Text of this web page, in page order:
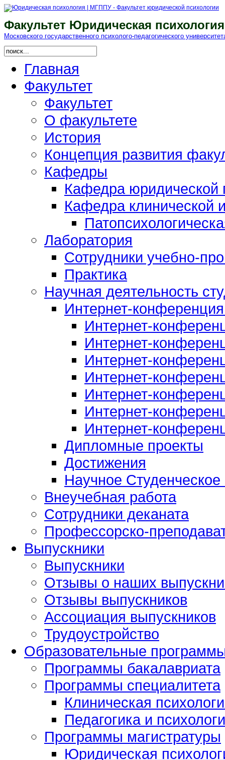
Факультет Юридическая психология
Московского гоcударственного психолого-педагогического
Главная
Факультет
Факультет
О факультете
История
Концепция развития
Кафедры
Кафедра юридической
Кафедра клинической
Лаборатория
Сотрудники учебно-
Практика
Научная деятельность
Интернет-
Интернет-
Интернет-
Интернет-
Интернет-
Интернет-
Интернет-
Интернет-
Дипломные проекты
Достижения
Научное
Внеучебная работа
Сотрудники деканата
Профессорско-
Выпускники
Выпускники
Отзывы о наших
Отзывы выпускников
Ассоциация выпускников
Трудоустройство
Образовательные
Программы бакалавриата
Программы специалитета
Клиническая
Педагогика и
Программы магистратуры
Юридическая